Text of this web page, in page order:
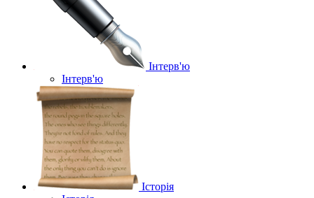
Інтерв'ю
Інтерв'ю
Історія